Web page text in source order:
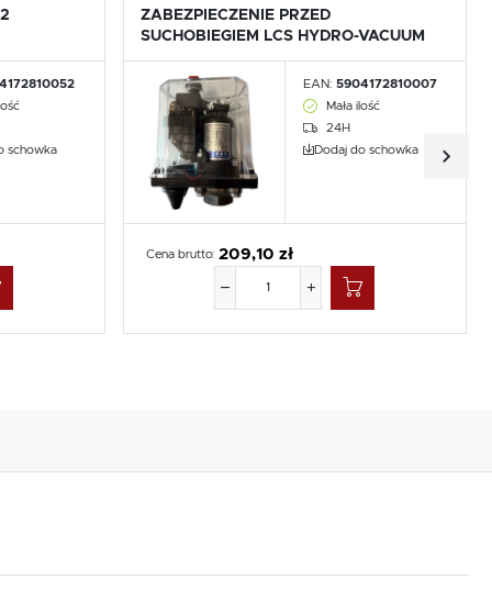
schowka
ZABEZPIECZENIE PRZED
SUCHOBIEGIEM LCS HYDRO-VACUUM
EAN: 5904172810007
Mała ilość
24H
Dodaj do schowka
Cena brutto: 209,10 zł